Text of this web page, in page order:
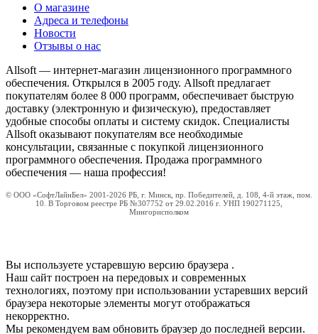
О магазине
Адреса и телефоны
Новости
Отзывы о нас
Allsoft — интернет-магазин лицензионного программного
обеспечения. Открылся в 2005 году. Allsoft предлагает
покупателям более 8 000 программ, обеспечивает быструю
доставку (электронную и физическую), предоставляет
удобные способы оплаты и систему скидок. Специалисты
Allsoft оказывают покупателям все необходимые
консультации, связанные с покупкой лицензионного
программного обеспечения. Продажа программного
обеспечения — наша профессия!
© ООО «СофтЛайнБел» 2001-2026 РБ, г. Минск, пр. Победителей, д. 108, 4-й этаж, пом.
10. В Торговом реестре РБ №307752 от 29.02.2016 г. УНП 190271125,
Мингорисполком
Вы используете устаревшую версию браузера .
Наш сайт построен на передовых и современных
технологиях, поэтому при использовании устаревших версий
браузера некоторые элементы могут отображаться
некорректно.
Мы рекомендуем вам обновить браузер до последней версии.